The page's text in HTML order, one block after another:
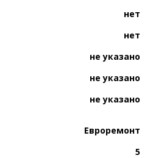
нет
нет
не указано
не указано
не указано
Евроремонт
5